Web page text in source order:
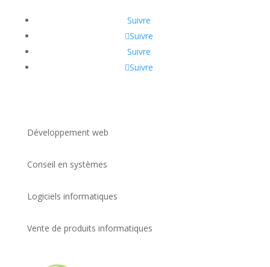
Suivre
Suivre
Suivre
Suivre
Développement web
Conseil en systèmes
Logiciels informatiques
Vente de produits informatiques